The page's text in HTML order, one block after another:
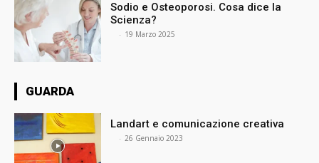
Sodio e Osteoporosi. Cosa dice la
Scienza?
- 19 Marzo 2025
GUARDA
Landart e comunicazione creativa
- 26 Gennaio 2023